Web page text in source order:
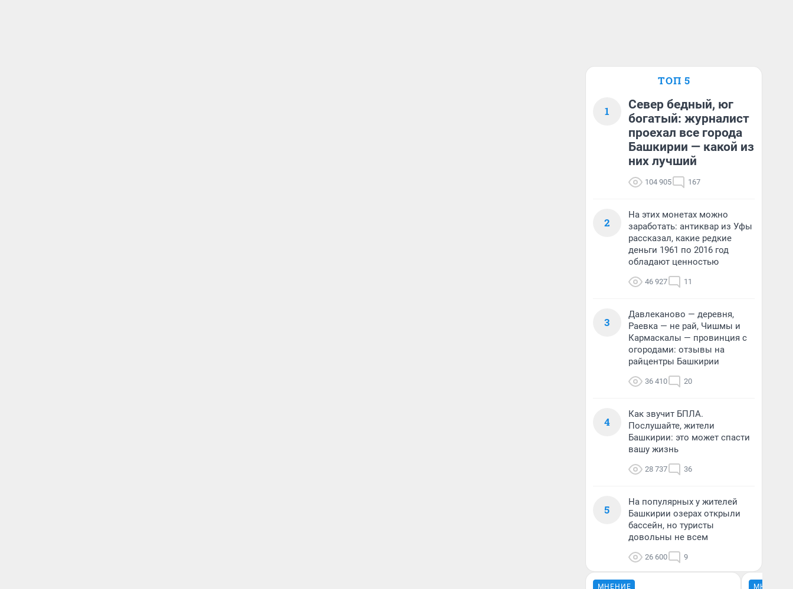
ТОП 5
1
Север бедный, юг
богатый: журналист
проехал все города
Башкирии — какой из
них лучший
104 905 167
2
На этих монетах можно
заработать: антиквар из Уфы
рассказал, какие редкие
деньги 1961 по 2016 год
обладают ценностью
46 927 11
3
Давлеканово — деревня,
Раевка — не рай, Чишмы и
Кармаскалы — провинция с
огородами: отзывы на
райцентры Башкирии
36 410 20
4
Как звучит БПЛА.
Послушайте, жители
Башкирии: это может спасти
вашу жизнь
28 737 36
5
На популярных у жителей
Башкирии озерах открыли
бассейн, но туристы
довольны не всем
26 600 9
МНЕНИЕ МНЕНИЕ